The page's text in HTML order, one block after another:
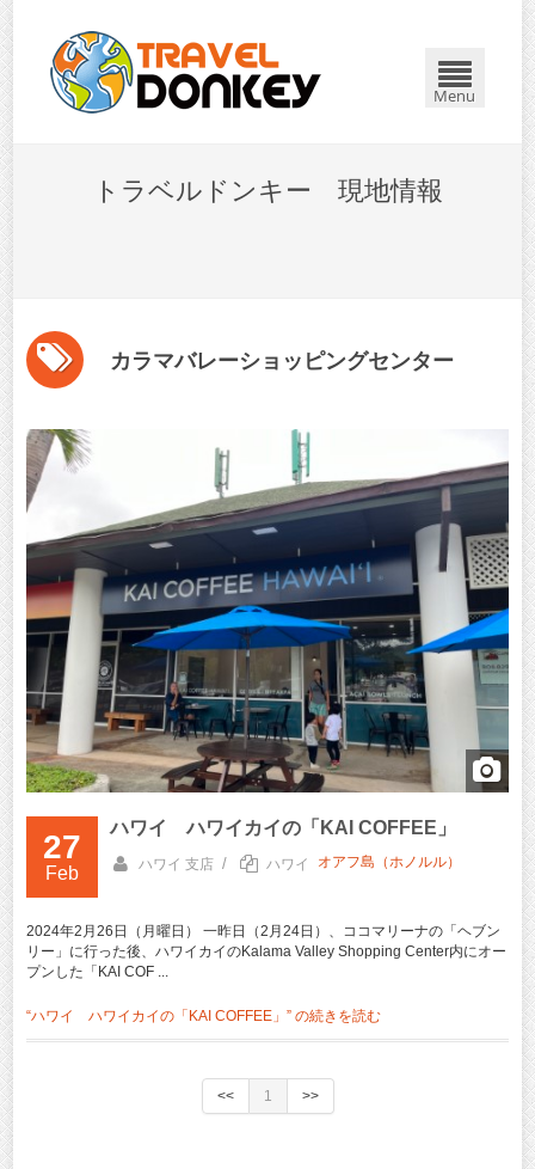
Menu
トラベルドンキー 現地情報
カラマバレーショッピングセンター
27
Feb
ハワイ ハワイカイの「KAI COFFEE」
ハワイ 支店 / ハワイ オアフ島（ホノルル）
2024年2月26日（月曜日） 一昨日（2月24日）、ココマリーナの「ヘブン
リー」に行った後、ハワイカイのKalama Valley Shopping Center内にオー
プンした「KAI COF ...
“ハワイ ハワイカイの「KAI COFFEE」” の続きを読む
<< 1 >>